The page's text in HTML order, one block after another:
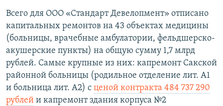
Всего для ООО «Стандарт Девелопмент» отписано
капитальных ремонтов на 43 объектах медицины
(больницы, врачебные амбулатории, фельдшерско-
акушерские пункты) на общую сумму 1,7 млрд
рублей. Самые крупные из них: капремонт Сакской
районной больницы (родильное отделение лит. А1
и больница лит. А2) с ценой контракта 484 737 290
рублей и капремонт здания корпуса №2